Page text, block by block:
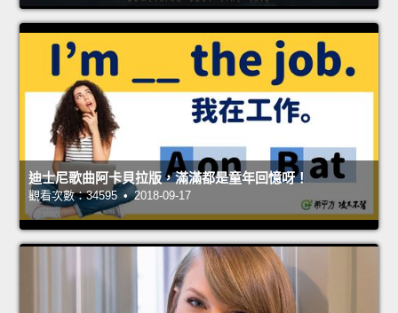
迪士尼歌曲阿卡貝拉版，滿滿都是童年回憶呀！
觀看次數：34595 • 2018-09-17